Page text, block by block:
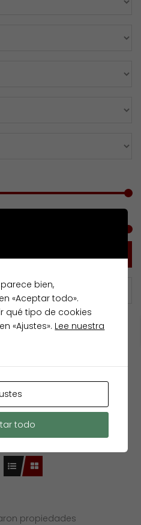
propiedades
bien,
«Aceptar todo».
qué tipo de cookies
«Ajustes». Lee nuestra
todo